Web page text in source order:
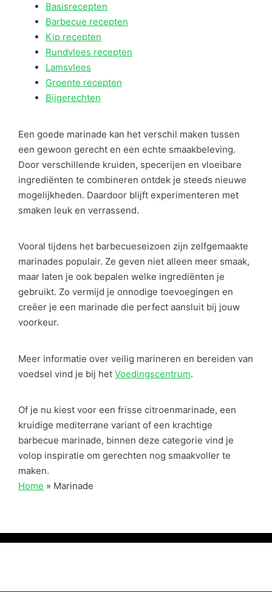
Basisrecepten
Barbecue recepten
Kip recepten
Rundvlees recepten
Lamsvlees
Groente recepten
Bijgerechten
Een goede marinade kan het verschil maken tussen
een gewoon gerecht en een echte smaakbeleving.
Door verschillende kruiden, specerijen en vloeibare
ingrediënten te combineren ontdek je steeds nieuwe
mogelijkheden. Daardoor blijft experimenteren met
smaken leuk en verrassend.
Vooral tijdens het barbecueseizoen zijn zelfgemaakte
marinades populair. Ze geven niet alleen meer smaak,
maar laten je ook bepalen welke ingrediënten je
gebruikt. Zo vermijd je onnodige toevoegingen en
creëer je een marinade die perfect aansluit bij jouw
voorkeur.
Meer informatie over veilig marineren en bereiden van
voedsel vind je bij het Voedingscentrum.
Of je nu kiest voor een frisse citroenmarinade, een
kruidige mediterrane variant of een krachtige
barbecue marinade, binnen deze categorie vind je
volop inspiratie om gerechten nog smaakvoller te
maken.
Home » Marinade